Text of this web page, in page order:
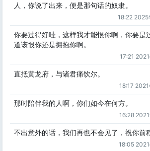
人，你说了出来，便是那句话的奴隶。
18:22
你要过得好哇，这样我才能恨你啊，你要是
道该恨你还是拥抱你啊。
17:21
直抵黄龙府，与诸君痛饮尔。
18:17
那时陪伴我的人啊，你们如今在何方。
16:28
不出意外的话，我们再也不会见了，祝你前
18:05